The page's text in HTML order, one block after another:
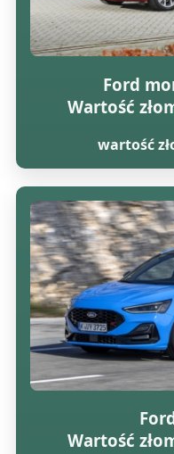
Ford
Wartość
wartość
Wartość